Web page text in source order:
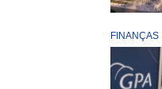
FINANÇAS